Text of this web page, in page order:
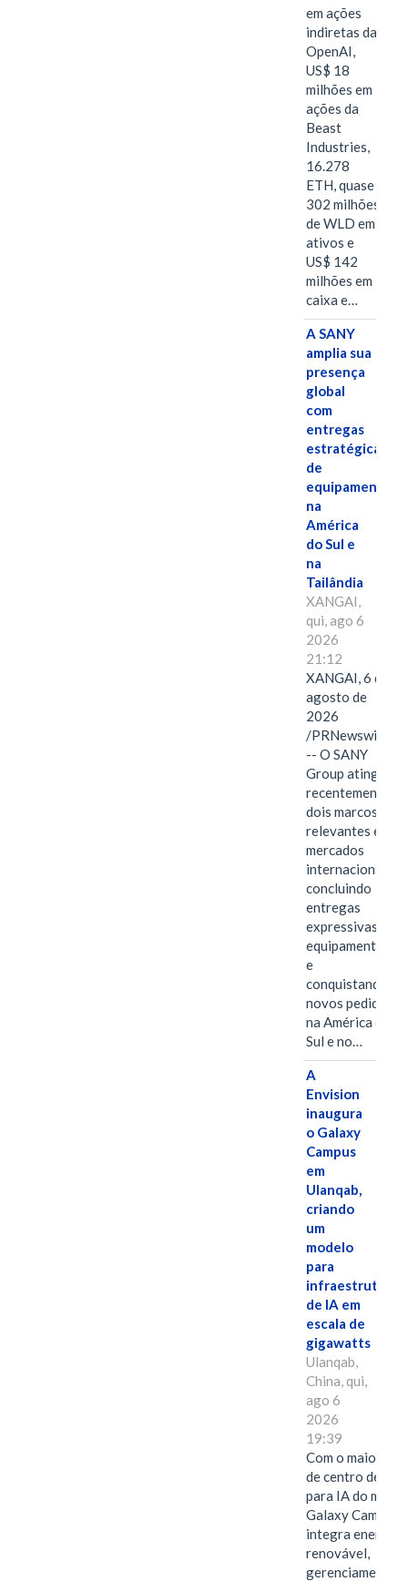
em ações
indiretas da
OpenAI,
US$ 18
milhões em
ações da
Beast
Industries,
16.278
ETH, quase
302 milhões
de WLD em
ativos e
US$ 142
milhões em
caixa e…
A SANY
amplia sua
presença
global
com
entregas
estratégicas
de
equipamentos
na
América
do Sul e
na
Tailândia
XANGAI,
qui, ago 6
2026
21:12
XANGAI, 6 de
agosto de
2026
/PRNewswire/
-- O SANY
Group atingiu
recentemente
dois marcos
relevantes em
mercados
internacionais,
concluindo
entregas
expressivas de
equipamentos
e
conquistando
novos pedidos
na América do
Sul e no…
A
Envision
inaugura
o Galaxy
Campus
em
Ulanqab,
criando
um
modelo
para
infraestrutura
de IA em
escala de
gigawatts
Ulanqab,
China, qui,
ago 6
2026
19:39
Com o maior
de centro de
para IA do
Galaxy Campus
integra energia
renovável,
gerenciamento